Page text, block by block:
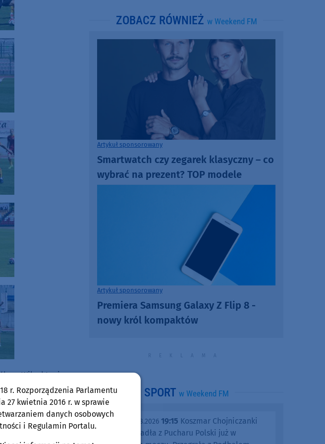
na Wikęd Luzino.
Tomasza Fojuta
z liderem
Udało się
ZOBACZ RÓWNIEŻ w Weekend FM
Artykuł sponsorowany
Smartwatch czy zegarek klasyczny – co
wybrać na prezent? TOP modele
Artykuł sponsorowany
Premiera Samsung Galaxy Z Flip 8 -
nowy król kompaktów
SPORT w Weekend FM
środa, 05.08.2026 19:15 Koszmar Chojniczanki
trwa. Odpadła z Pucharu Polski już w
r. Rozporządzenia Parlamentu
27 kwietnia 2016 r. w sprawie
danych osobowych
i Regulamin Portalu.